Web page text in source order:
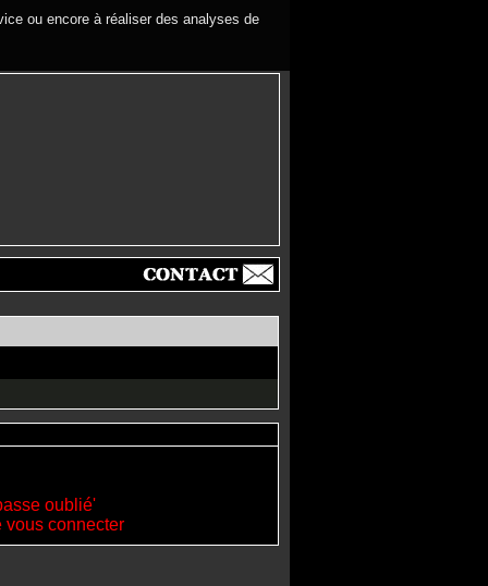
ou encore à réaliser des analyses de
oublié'
vous connecter